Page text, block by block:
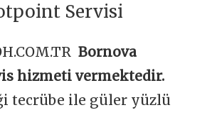
Servisi
Bornova
hizmeti vermektedir.
tecrübe ile güler yüzlü